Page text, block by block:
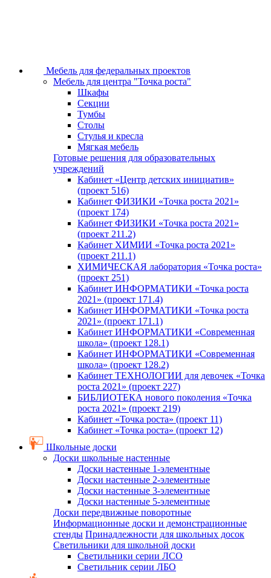
Мебель для федеральных проектов
Мебель для центра "Точка роста"
Шкафы
Секции
Тумбы
Столы
Стулья и кресла
Мягкая мебель
Готовые решения для образовательных
учреждений
Кабинет «Центр детских инициатив»
(проект 516)
Кабинет ФИЗИКИ «Точка роста 2021»
(проект 174)
Кабинет ФИЗИКИ «Точка роста 2021»
(проект 211.2)
Кабинет ХИМИИ «Точка роста 2021»
(проект 211.1)
ХИМИЧЕСКАЯ лаборатория «Точка роста»
(проект 251)
Кабинет ИНФОРМАТИКИ «Точка роста
2021» (проект 171.4)
Кабинет ИНФОРМАТИКИ «Точка роста
2021» (проект 171.1)
Кабинет ИНФОРМАТИКИ «Современная
школа» (проект 128.1)
Кабинет ИНФОРМАТИКИ «Современная
школа» (проект 128.2)
Кабинет ТЕХНОЛОГИИ для девочек «Точка
роста 2021» (проект 227)
БИБЛИОТЕКА нового поколения «Точка
роста 2021» (проект 219)
Кабинет «Точка роста» (проект 11)
Кабинет «Точка роста» (проект 12)
Школьные доски
Доски школьные настенные
Доски настенные 1-элементные
Доски настенные 2-элементные
Доски настенные 3-элементные
Доски настенные 5-элементные
Доски передвижные поворотные
Информационные доски и демонстрационные
стенды Принадлежности для школьных досок
Светильники для школьной доски
Светильники серии ЛСО
Светильник серии ЛБО